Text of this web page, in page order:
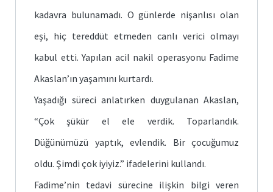
kadavra bulunamadı. O günlerde nişanlısı olan
eşi, hiç tereddüt etmeden canlı verici olmayı
kabul etti. Yapılan acil nakil operasyonu Fadime
Akaslan’ın yaşamını kurtardı.
Yaşadığı süreci anlatırken duygulanan Akaslan,
“Çok şükür el ele verdik. Toparlandık.
Düğünümüzü yaptık, evlendik. Bir çocuğumuz
oldu. Şimdi çok iyiyiz.” ifadelerini kullandı.
Fadime’nin tedavi sürecine ilişkin bilgi veren